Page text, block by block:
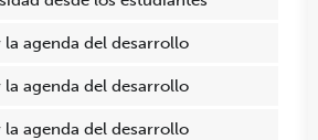
la agenda del desarrollo
la agenda del desarrollo
la agenda del desarrollo